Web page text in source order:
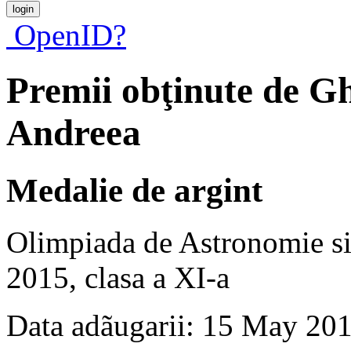
OpenID?
Premii obţinute de
Andreea
Medalie de argint
Olimpiada de Astronomie
2015, clasa a XI-a
Data adãugarii: 15 May